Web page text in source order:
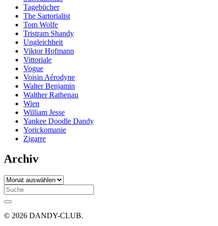
Tagebücher
The Sartorialist
Tom Wolfe
Tristram Shandy
Ungleichheit
Viktor Hofmann
Vittoriale
Vogue
Voisin Aérodyne
Walter Benjamin
Walther Rathenau
Wien
William Jesse
Yankee Doodle Dandy
Yorickomanie
Zigarre
Archiv
Archiv
Search
for:
© 2026 DANDY-CLUB.